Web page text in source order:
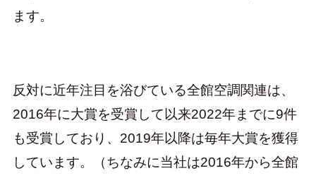
ます。
反対に近年注目を浴びている全館空調関連は、
2016年に大賞を受賞して以来2022年までに9件
も受賞しており、2019年以降は毎年大賞を獲得
しています。（ちなみに当社は2016年から全館